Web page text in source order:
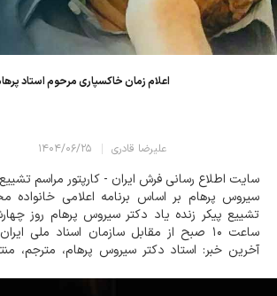
اعلام زمان خاکسپاری مرحوم استاد
علیرضا قادری ۱۴۰۴/۰۶/۲۵
سایت اطلاع رسانی فرش ایران - کارپتور مراسم تشییع
سیروس پرهام بر اساس برنامه اعلامی خانواده
ساعت ۱۰ صبح از مقابل سازمان اسناد ملی
آخرین خبر: استاد دکتر سیروس پرهام، مترجم،